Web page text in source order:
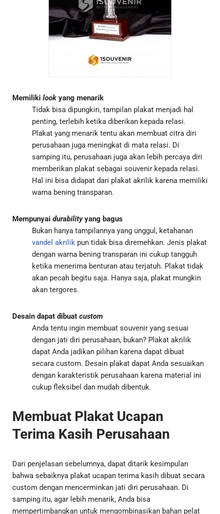
Memiliki look yang menarik
Tidak bisa dipungkiri, tampilan plakat menjadi hal
penting, terlebih ketika diberikan kepada relasi.
Plakat yang menarik tentu akan membuat citra diri
perusahaan juga meningkat di mata relasi. Di
samping itu, perusahaan juga akan lebih percaya diri
memberikan plakat sebagai souvenir kepada relasi.
Hal ini bisa didapat dari plakat akrilik karena memiliki
warna bening transparan.
Mempunyai durabilityyang bagus
Bukan hanya tampilannya yang unggul, ketahanan
vandel akrilik pun tidak bisa diremehkan. Jenis plakat
dengan warna bening transparan ini cukup tangguh
ketika menerima benturan atau terjatuh. Plakat tidak
akan pecah begitu saja. Hanya saja, plakat mungkin
akan tergores.
Desain dapat dibuat custom
Anda tentu ingin membuat souvenir yang sesuai
dengan jati diri perusahaan, bukan? Plakat akrilik
dapat Anda jadikan pilihan karena dapat dibuat
secara custom. Desain plakat dapat Anda sesuaikan
dengan karakteristik perusahaan karena material ini
cukup fleksibel dan mudah dibentuk.
Membuat Plakat Ucapan
Terima Kasih Perusahaan
Dari penjelasan sebelumnya, dapat ditarik kesimpulan
bahwa sebaiknya plakat ucapan terima kasih dibuat secara
custom dengan mencerminkan jati diri perusahaan. Di
samping itu, agar lebih menarik, Anda bisa
mempertimbangkan untuk mengombinasikan bahan pelat